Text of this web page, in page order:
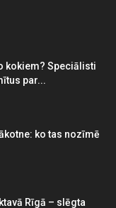
kokiem? Speciālisti
par...
ko tas nozīmē
Rīgā – slēgta